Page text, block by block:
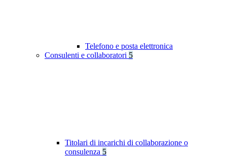
Telefono e posta elettronica
Consulenti e collaboratori 5
Titolari di incarichi di collaborazione o
consulenza 5